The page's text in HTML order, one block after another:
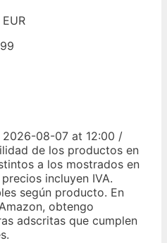
EUR
08-07 at 12:00 /
de los productos en
a los mostrados en
incluyen IVA.
según producto. En
obtengo
adscritas que cumplen